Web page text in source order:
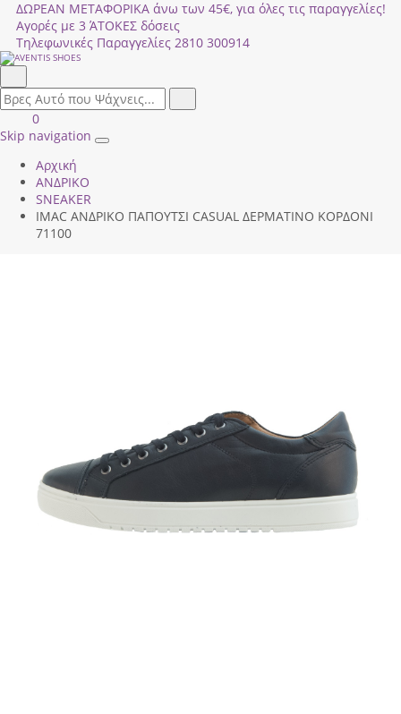
ΔΩΡΕΑΝ ΜΕΤΑΦΟΡΙΚΑ άνω των 45€, για όλες τις παραγγελίες!
Αγορές με 3 ΆΤΟΚΕΣ δόσεις
Τηλεφωνικές Παραγγελίες 2810 300914
field.search
Είσοδος
|
ΚΑΛΑΘΙ
ΑΓΟΡΩΝ
0
Skip navigation
Toggle
Αρχική
ΑΝΔΡΙΚΟ
SNEAKER
IMAC ΑΝΔΡΙΚΟ ΠΑΠΟΥΤΣΙ CASUAL ΔΕΡΜΑΤΙΝΟ ΚΟΡΔΟΝΙ
71100